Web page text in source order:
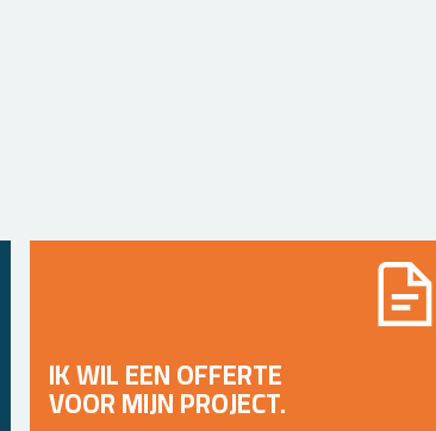
IK WIL EEN OFFERTE
VOOR MIJN PROJECT.